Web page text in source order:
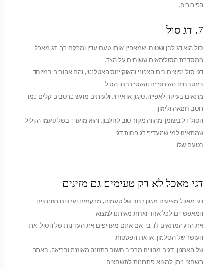
הפירורים.
7. דג סול
סול הוא דג לבן ושטוח, שמאפיין אותו טעם עדין ומרקם רך. דג מאכל
ממסדרת הסוליתאים ששוחים על הצד.
דגי סול נפוצים בים הצפוני והאוקיינוס האטלנטי, והם אהובים במיוחד
במטבחים האירופיים והאסייתיים. הסול
מתאים בעיקר לאפייה, טיגון או אידוי, ולעיתים מוגש ברטבים קלים כמו
רוטב חמאה ולימון.
הסול דל בשומן ומהווה מקור טוב לחלבון, והוא מוערך בשל טעמו הקליל
שמתאים למי שמעדיף דג פחות דגי
בטעם שלו.
דגי מאכל לא רק טעימים גם מזינים
דגי מאכל מציעים מגוון רחב של טעמים, מרקמים וערכים תזונתיים
המאפשרים לכל אחד ואחת מאיתנו למצוא
את הדג המתאים לו. בין אם אתם מעדיפים את העדינות של הסול, את
העושר של הסלמון, או את הפשטות
של האמנון, דגים מהווים מרכיב חשוב בתזונה מאוזנת ובריאה. באתר
תשחצי ניתן למצוא פתרונות לתשחצים